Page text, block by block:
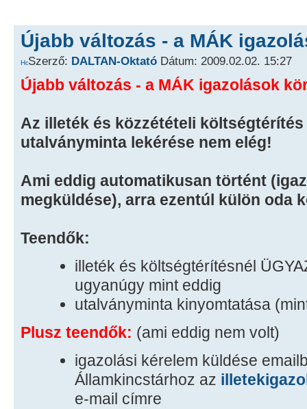
Újabb változás - a MÁK
Szerző: DALTAN-Oktató Dátum: 2009.02.02. 15:27
Újabb változás - a MÁK igazolások
Az illeték és közzétételi
utalványminta lekérése nem elég!
Ami eddig automatikusan történt
megküldése), arra ezentúl külön oda
Teendők:
illeték és költségtérítésnél
ugyanúgy mint eddig
utalványminta kinyomtatása
Plusz teendők: (ami eddig nem volt)
igazolási kérelem küldése
Államkincstárhoz az
e-mail címre